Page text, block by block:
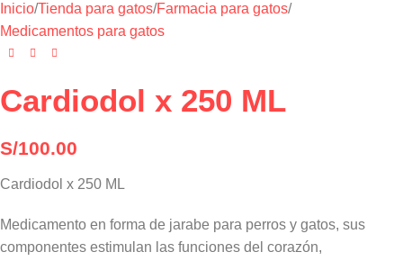
Inicio/Tienda para gatos/Farmacia para gatos/
Medicamentos para gatos
Cardiodol x 250 ML
S/100.00
Cardiodol x 250 ML
Medicamento en forma de jarabe para perros y gatos, sus
componentes estimulan las funciones del corazón,